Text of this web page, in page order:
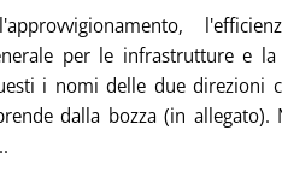
per le infrastrutture e la
i nomi delle due direzioni
dalla bozza (in allegato).